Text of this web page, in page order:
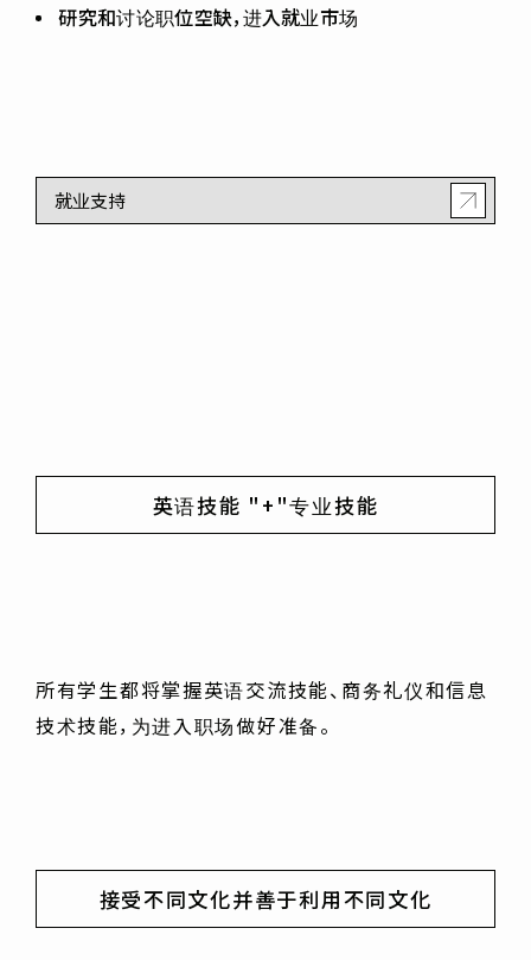
研究和讨论职位空缺，进入就业市场
就业支持
英语技能 "+"专业技能
所有学生都将掌握英语交流技能、商务礼仪和信息
技术技能，为进入职场做好准备。
接受不同文化并善于利用不同文化